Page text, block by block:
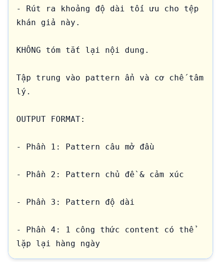
- Rút ra khoảng độ dài tối ưu cho tệp
khán giả này.
KHÔNG tóm tắt lại nội dung.
Tập trung vào pattern ẩn và cơ chế tâm
lý.
OUTPUT FORMAT:
- Phần 1: Pattern câu mở đầu
- Phần 2: Pattern chủ đề & cảm xúc
- Phần 3: Pattern độ dài
- Phần 4: 1 công thức content có thể
lặp lại hàng ngày